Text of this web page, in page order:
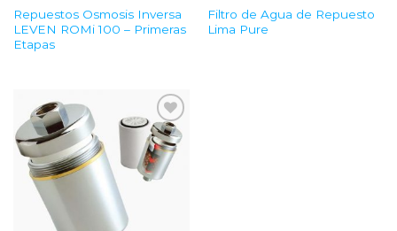
Repuestos Osmosis Inversa
LEVEN ROMi 100 – Primeras
Etapas
Filtro de Agua de Repuesto
Lima Pure
Add to
Wishlist